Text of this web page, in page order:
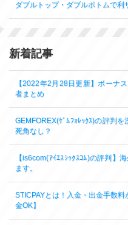
ダブルトップ・ダブルボトムで利
新着記事
【2022年2月28日更新】ボーナ
者まとめ
GEMFOREX(ｹﾞﾑﾌｫﾚｯｸｽ)の評判
死角なし？
【is6com(ｱｲｴｽｼｯｸｽｺﾑ)の評判】
ます。
STICPAYとは！入金・出金手数
金OK】